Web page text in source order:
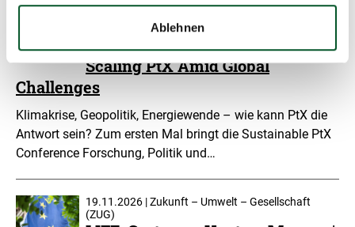
Ablehnen
26.11.2026 | CMT Messe Cottbus
Sustainable PtX Conference.
From Crisis to Opportunity:
Scaling PtX Amid Global
Challenges
Klimakrise, Geopolitik, Energiewende – wie kann PtX die
Antwort sein? Zum ersten Mal bringt die Sustainable PtX
Conference Forschung, Politik und…
19.11.2026 | Zukunft – Umwelt – Gesellschaft
(ZUG)